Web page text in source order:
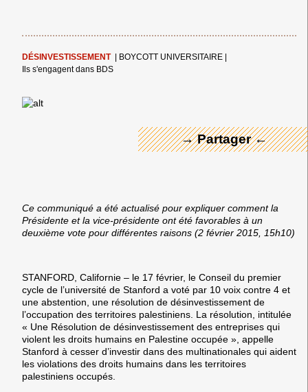
DÉSINVESTISSEMENT BOYCOTT UNIVERSITAIRE
Ils s'engagent dans BDS
→ Partager ←
Ce communiqué a été actualisé pour expliquer comment la
Présidente et la vice-présidente ont été favorables à un
deuxième vote pour différentes raisons (2 février 2015, 15h10)
STANFORD, Californie – le 17 février, le Conseil du premier
cycle de l’université de Stanford a voté par 10 voix contre 4 et
une abstention, une résolution de désinvestissement de
l’occupation des territoires palestiniens. La résolution, intitulée
« Une Résolution de désinvestissement des entreprises qui
violent les droits humains en Palestine occupée », appelle
Stanford à cesser d’investir dans des multinationales qui aident
les violations des droits humains dans les territoires
palestiniens occupés.